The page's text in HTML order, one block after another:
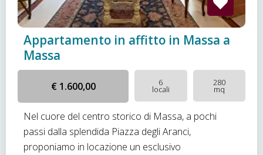
Appartamento in affitto in Massa a
Massa
€ 1.600,00 6
locali
280
mq
Nel cuore del centro storico di Massa, a pochi
passi dalla splendida Piazza degli Aranci,
proponiamo in locazione un esclusivo